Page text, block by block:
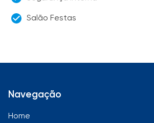
Salão Festas
Navegação
Home